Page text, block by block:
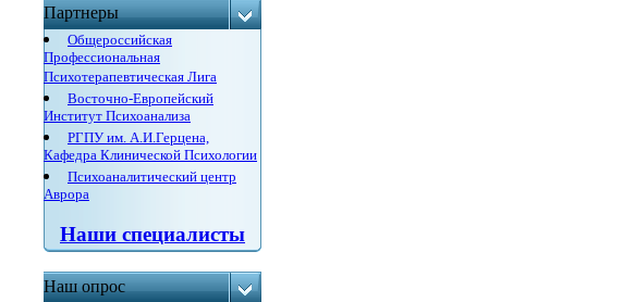
Партнеры
Общероссийская
Профессиональная
Психотерапевтическая Лига
Восточно-Европейский
Институт Психоанализа
РГПУ им. А.И.Герцена,
Кафедра Клинической Психологии
Психоаналитический центр
Аврора
Наши специалисты
Наш опрос